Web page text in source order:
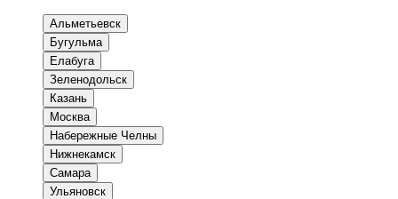
Альметьевск
Бугульма
Елабуга
Зеленодольск
Казань
Москва
Набережные Челны
Нижнекамск
Самара
Ульяновск